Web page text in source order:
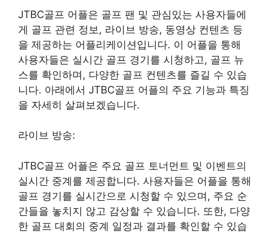
JTBC골프 어플은 골프 팬 및 관심있는 사용자들에
게 골프 관련 정보, 라이브 방송, 동영상 컨텐츠 등
을 제공하는 어플리케이션입니다. 이 어플을 통해
사용자들은 실시간 골프 경기를 시청하고, 골프 뉴
스를 확인하며, 다양한 골프 컨텐츠를 즐길 수 있습
니다. 아래에서 JTBC골프 어플의 주요 기능과 특징
을 자세히 살펴보겠습니다.
라이브 방송:
JTBC골프 어플은 주요 골프 토너먼트 및 이벤트의
실시간 중계를 제공합니다. 사용자들은 어플을 통해
골프 경기를 실시간으로 시청할 수 있으며, 주요 순
간들을 놓치지 않고 감상할 수 있습니다. 또한, 다양
한 골프 대회의 중계 일정과 결과를 확인할 수 있습